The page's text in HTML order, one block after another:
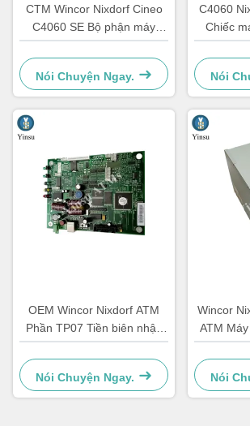
CTM Wincor Nixdorf Cineo
C4060 SE Bộ phận máy
ATM Điện tử đặc biệt
1750147868
Nói Chuyện Ngay.
C4060
Chiếc
Nói
OEM Wincor Nixdorf ATM
Phần TP07 Tiền biên nhận
Máy in PCB chính Controller
Board 01750063547
Nói Chuyện Ngay.
Wincor
ATM Máy
cấp
Nói